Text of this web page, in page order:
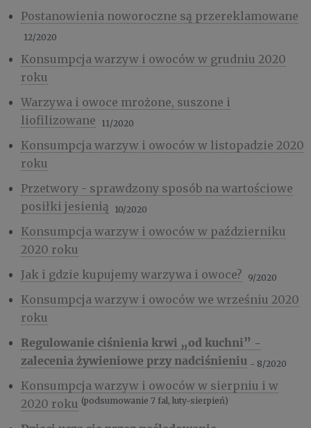
Postanowienia noworoczne są przereklamowane
12/2020
Konsumpcja warzyw i owoców w grudniu 2020
roku
Warzywa i owoce mrożone, suszone i
liofilizowane
11/2020
Konsumpcja warzyw i owoców w listopadzie 2020
roku
Przetwory - sprawdzony sposób na wartościowe
posiłki jesienią
10/2020
Konsumpcja warzyw i owoców w październiku
2020 roku
Jak i gdzie kupujemy warzywa i owoce?
9/2020
Konsumpcja warzyw i owoców we wrześniu 2020
roku
Regulowanie ciśnienia krwi „od kuchni” -
zalecenia żywieniowe przy nadciśnieniu - 8/2020
Konsumpcja warzyw i owoców w sierpniu i w
2020 roku (podsumowanie 7 fal, luty-sierpień)